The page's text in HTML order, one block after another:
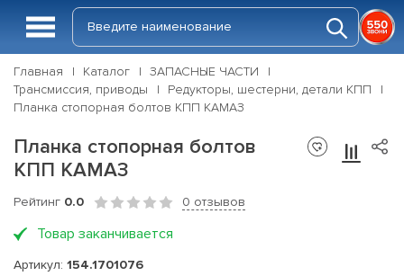
Главная Каталог
ЗАПАСНЫЕ ЧАСТИ
Трансмиссия, приводы
Редукторы, шестерни, детали КПП
Планка стопорная болтов КПП КАМАЗ
Планка стопорная болтов
КПП КАМАЗ
Рейтинг 0.0 0 отзывов
Товар заканчивается
Артикул: 154.1701076